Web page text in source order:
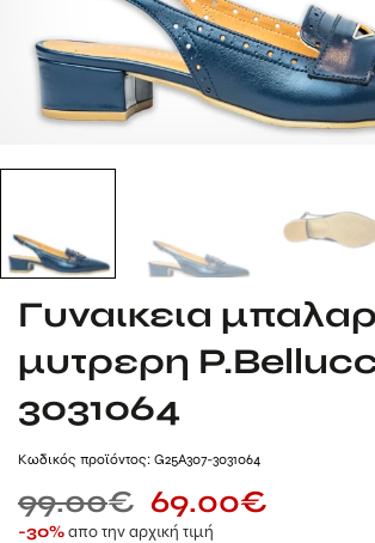
Γυναικεια
μυτρερη
3031064
Kωδικός προϊόντος: G25A307-3031064
99.00€ 69.00€
-30%απο την αρχική τιμή